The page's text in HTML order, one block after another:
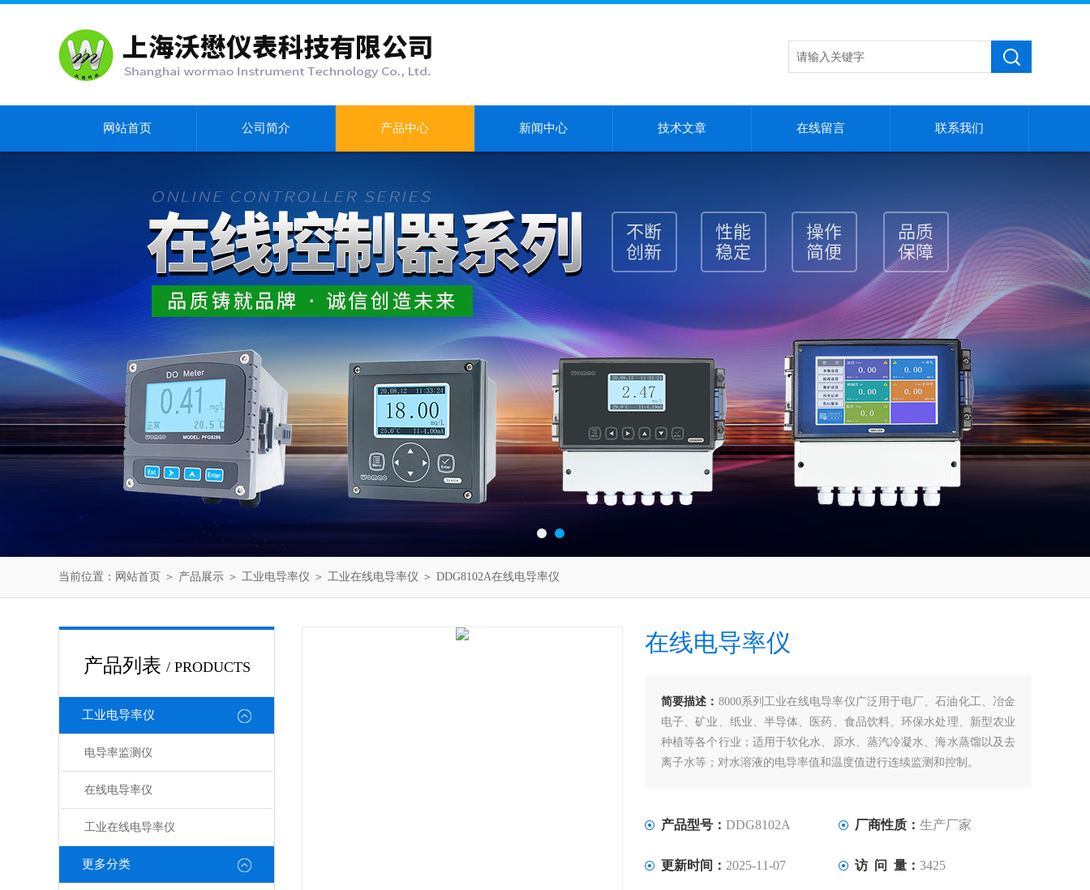
网站首页 公司简介 产品中心 新闻中心 技术文章 在线留言 联系我们
当前位置： 网站首页 ＞ 产品展示 ＞ 工业电导率仪 ＞ 工业在线电导率仪 ＞ DDG8102A在线电导率仪
产品列表 / PRODUCTS
工业电导率仪
电导率监测仪
在线电导率仪
工业在线电导率仪
更多分类
在线电导率仪
简要描述： 8000系列工业在线电导率仪广泛用于电厂、石油化工、冶金
电子、矿业、纸业、半导体、医药、食品饮料、环保水处理、新型农业
种植等各个行业；适用于软化水、原水、蒸汽冷凝水、海水蒸馏以及去
离子水等；对水溶液的电导率值和温度值进行连续监测和控制。
产品型号： DDG8102A 厂商性质： 生产厂家
更新时间： 2025-11-07 访 问 量： 3425